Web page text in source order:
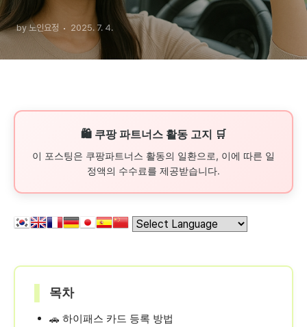
by 노인요정 2025. 7. 4.
🛍️ 쿠팡 파트너스 활동 고지 🛒
이 포스팅은 쿠팡파트너스 활동의 일환으로, 이에 따른 일
정액의 수수료를 제공받습니다.
목차
🚗 하이패스 카드 등록 방법